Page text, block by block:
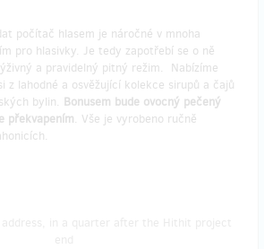
počítač hlasem je náročné v mnoha
pro hlasivky. Je tedy zapotřebí se o ně
a pravidelný pitný režim. Nabízíme
z lahodné a osvěžující kolekce sirupů a čajů
bylin. Bonusem bude ovocný pečený
překvapením. Vše je vyrobeno ručně